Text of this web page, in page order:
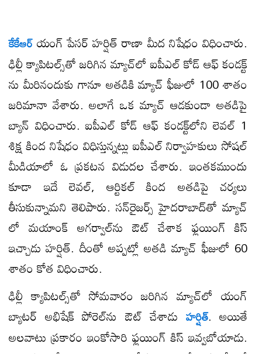
కేకేఆర్యంగ్ పేసర్ హర్షిత్ రాణా మీద నిషేధం విధించారు.
ఢిల్లీ క్యాపిటల్స్​తో జరిగిన మ్యాచ్​లో ఐపీఎల్ కోడ్ ఆఫ్​ కండక్ట్​
ను మీరినందుకు గానూ అతడికి మ్యాచ్ ఫీజులో 100 శాతం
జరిమానా వేశారు. అలాగే ఒక మ్యాచ్​ ఆడకుండా అతడిపై
బ్యాన్ విధించారు. ఐపీఎల్ కోడ్ ఆఫ్ కండక్ట్​లోని లెవల్ 1
శిక్ష కింద నిషేధం విధిస్తున్నట్లు ఐపీఎల్ నిర్వాహకులు సోషల్
మీడియాలో ఓ ప్రకటన విడుదల చేశారు. ఇంతకముందు
కూడా ఇదే లెవల్, ఆర్టికల్ కింద అతడిపై చర్యలు
తీసుకున్నామని తెలిపారు. సన్​రైజర్స్ హైదరాబాద్​తో మ్యాచ్​
లో మయాంక్ అగర్వాల్​ను ఔట్ చేశాక ఫ్లయింగ్ కిస్
ఇచ్చాడు హర్షిత్. దీంతో అప్పట్లో అతడి మ్యాచ్ ఫీజులో 60
శాతం కోత విధించారు.
ఢిల్లీ క్యాపిటల్స్​తో సోమవారం జరిగిన మ్యాచ్​లో యంగ్
బ్యాటర్ అభిషేక్ పోరెల్​ను ఔట్ చేశాడు హర్షిత్. అయితే
అలవాటు ప్రకారం ఇంకోసారి ఫ్లయింగ్ కిస్ ఇవ్వబోయాడు.